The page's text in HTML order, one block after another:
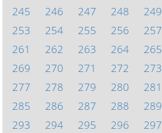
245
246 247 248 249
253
254 255 256 257
261
262 263 264 265
269
270 271 272 273
277
278 279 280 281
285
286 287 288 289
293
294 295 296 297